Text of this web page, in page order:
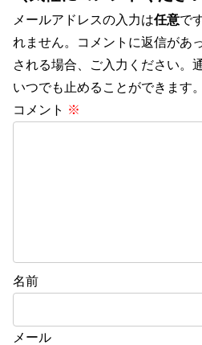
メールアドレスの入力は任意で
れません。コメントに返信があ
される場合、ご入力ください。
いつでも止めることができます。
コメント ※
名前
メール